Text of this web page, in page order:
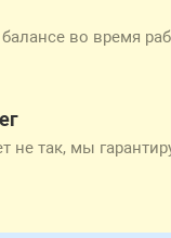
во время
не так, мы